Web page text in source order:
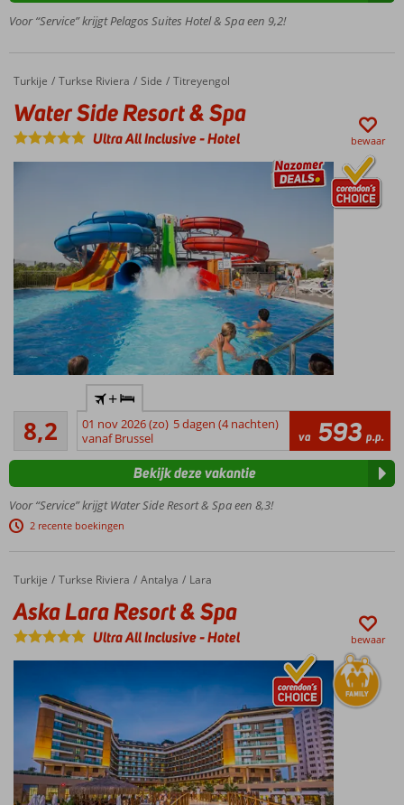
Uitstekende
en à-la-
carte
place to
be voor
absolute
aanrader
Voor “Service” krijgt Pelagos Suites Hotel & Spa een 9,2!
Home
Turkije Turkse Riviera Side Titreyengol
Water Side Resort & Spa
Water Side Resort & Spa
Ultra All Inclusive-Hotel bewaar
Zwembad
glijbanen
4
restaurants
Prachtig 5-
sterrenhotel
250 m.
8,2
Zeer goed
94
beoordelingen
+
01 nov 2026 (zo) 5 dagen (4 nachten)
vanaf Brussel
va 593 p.p.
Voor “Service” krijgt Water Side Resort & Spa een 8,3!
2 recente boekingen
Bekijk deze vakantie
Home
Turkije Turkse Riviera Antalya Lara
Aska Lara Resort & Spa
Aska Lara Resort & Spa
Ultra All Inclusive-Hotel bewaar